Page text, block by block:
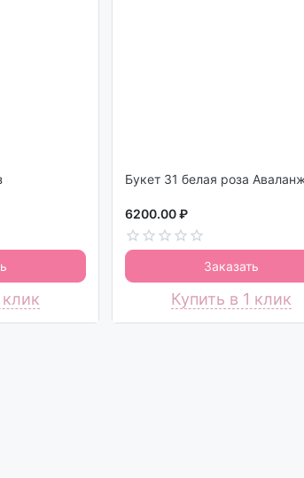
клик
Букет 31 белая роза
6200.00 ₽
Заказать
Купить в 1 клик